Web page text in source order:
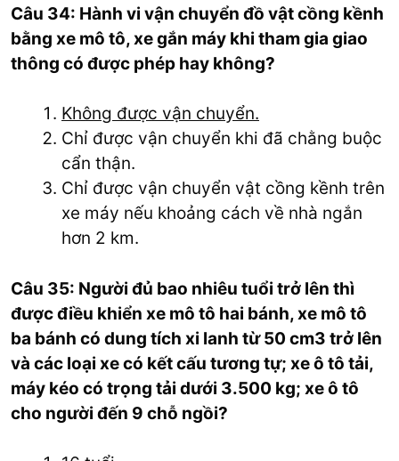
Câu 34: Hành vi vận chuyển đồ vật cồng kềnh
bằng xe mô tô, xe gắn máy khi tham gia giao
thông có được phép hay không?
Không được vận chuyển.
Chỉ được vận chuyển khi đã chằng buộc
cẩn thận.
Chỉ được vận chuyển vật cồng kềnh trên
xe máy nếu khoảng cách về nhà ngắn
hơn 2 km.
Câu 35: Người đủ bao nhiêu tuổi trở lên thì
được điều khiển xe mô tô hai bánh, xe mô tô
ba bánh có dung tích xi lanh từ 50 cm3 trở lên
và các loại xe có kết cấu tương tự; xe ô tô tải,
máy kéo có trọng tải dưới 3.500 kg; xe ô tô
cho người đến 9 chỗ ngồi?